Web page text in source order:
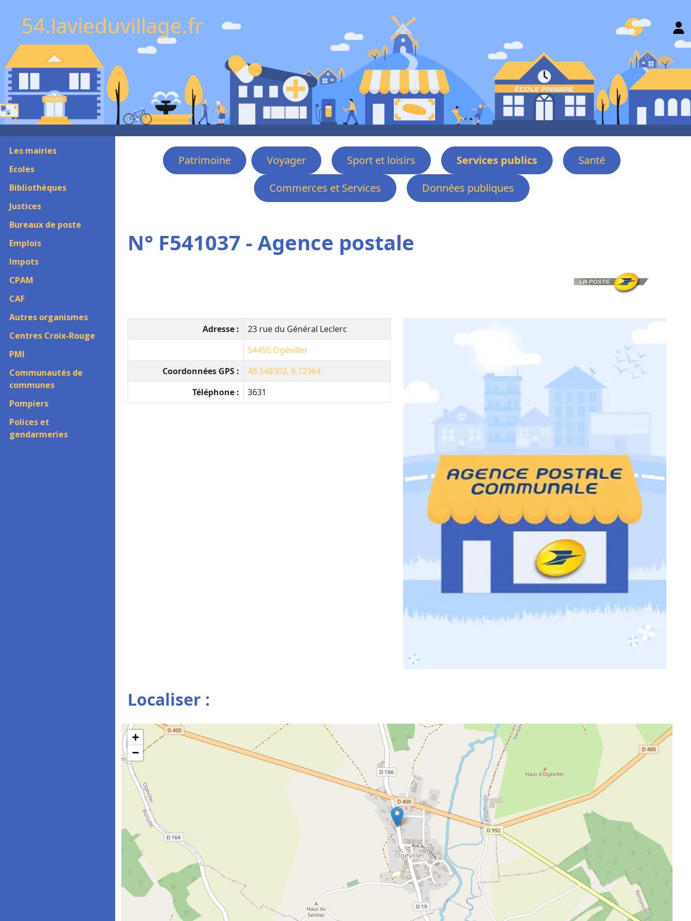
54.lavieduvillage.fr
Les mairies
Ecoles
Bibliothèques
Justices
Bureaux de poste
Emplois
Impots
CPAM
CAF
Autres organismes
Centres Croix-Rouge
PMI
Communautés de
communes
Pompiers
Polices et
gendarmeries
Patrimoine Voyager Sport et loisirs Services publics
Santé
Commerces et Services
Données publiques
N° F541037 - Agence postale
Adresse :
23 rue du Général Leclerc
54450 Ogéviller
Coordonnées GPS :
48.548302, 6.72364
Téléphone :
3631
Localiser :
+
−